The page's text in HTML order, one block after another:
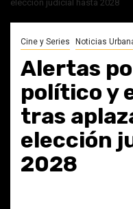
elección judicial hasta 2028
Cine y Series Noticias
Alertas
político y
tras
elección
2028